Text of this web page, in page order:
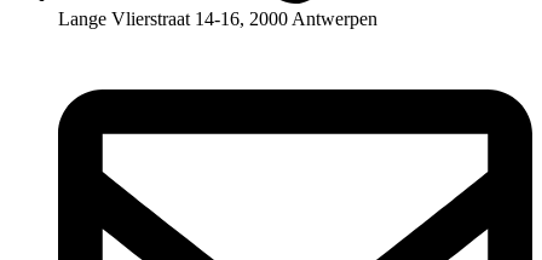
Lange Vlierstraat 14-16, 2000 Antwerpen